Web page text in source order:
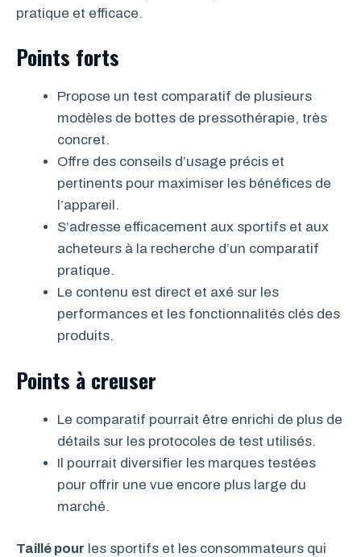
pratique et efficace.
Points forts
Propose un test comparatif de plusieurs
modèles de bottes de pressothérapie, très
concret.
Offre des conseils d’usage précis et
pertinents pour maximiser les bénéfices de
l’appareil.
S’adresse efficacement aux sportifs et aux
acheteurs à la recherche d’un comparatif
pratique.
Le contenu est direct et axé sur les
performances et les fonctionnalités clés des
produits.
Points à creuser
Le comparatif pourrait être enrichi de plus de
détails sur les protocoles de test utilisés.
Il pourrait diversifier les marques testées
pour offrir une vue encore plus large du
marché.
Taillé pour les sportifs et les consommateurs qui